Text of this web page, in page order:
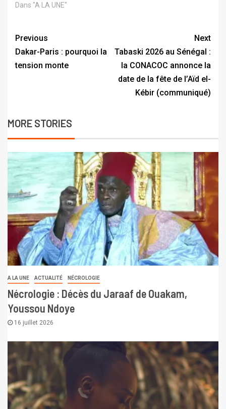
Dans "A LA UNE"
Previous
Dakar-Paris : pourquoi la
tension monte
Next
Tabaski 2026 au Sénégal :
la CONACOC annonce la
date de la fête de l’Aïd el-
Kébir (communiqué)
MORE STORIES
A LA UNE ACTUALITÉ NÉCROLOGIE
Nécrologie : Décès du Jaraaf de Ouakam,
Youssou Ndoye
16 juillet 2026